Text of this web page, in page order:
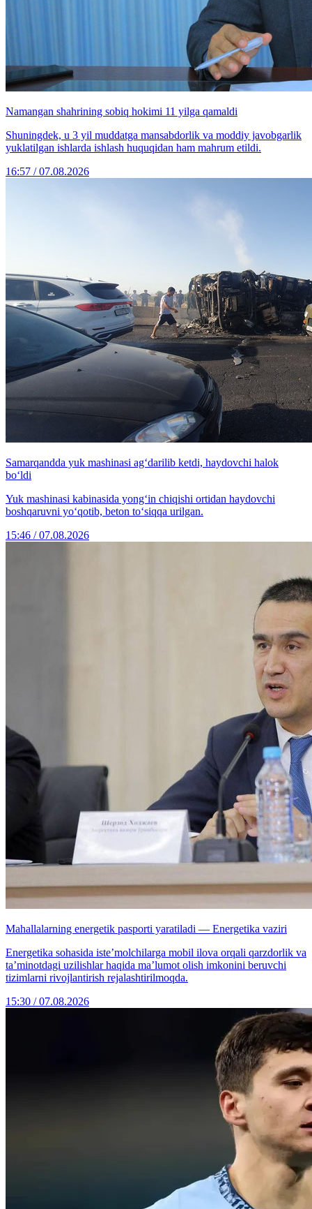
Namangan shahrining sobiq hokimi 11 yilga qamaldi
Shuningdek, u 3 yil muddatga mansabdorlik va moddiy javobgarlik
yuklatilgan ishlarda ishlash huquqidan ham mahrum etildi.
16:57 / 07.08.2026
Samarqandda yuk mashinasi ag‘darilib ketdi, haydovchi halok
bo‘ldi
Yuk mashinasi kabinasida yong‘in chiqishi ortidan haydovchi
boshqaruvni yo‘qotib, beton to‘siqqa urilgan.
15:46 / 07.08.2026
Mahallalarning energetik pasporti yaratiladi — Energetika vaziri
Energetika sohasida iste’molchilarga mobil ilova orqali qarzdorlik va
ta’minotdagi uzilishlar haqida ma’lumot olish imkonini beruvchi
tizimlarni rivojlantirish rejalashtirilmoqda.
15:30 / 07.08.2026